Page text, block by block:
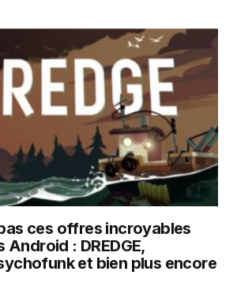
ces offres incroyables
Android : DREDGE,
et bien plus encore